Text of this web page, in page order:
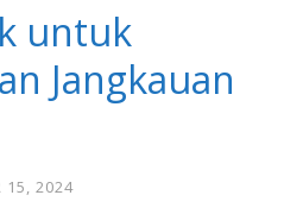
untuk
Jangkauan
15, 2024